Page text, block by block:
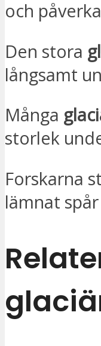
och
Den stora
långsamt
Många
storlek
Forskarna
lämnat